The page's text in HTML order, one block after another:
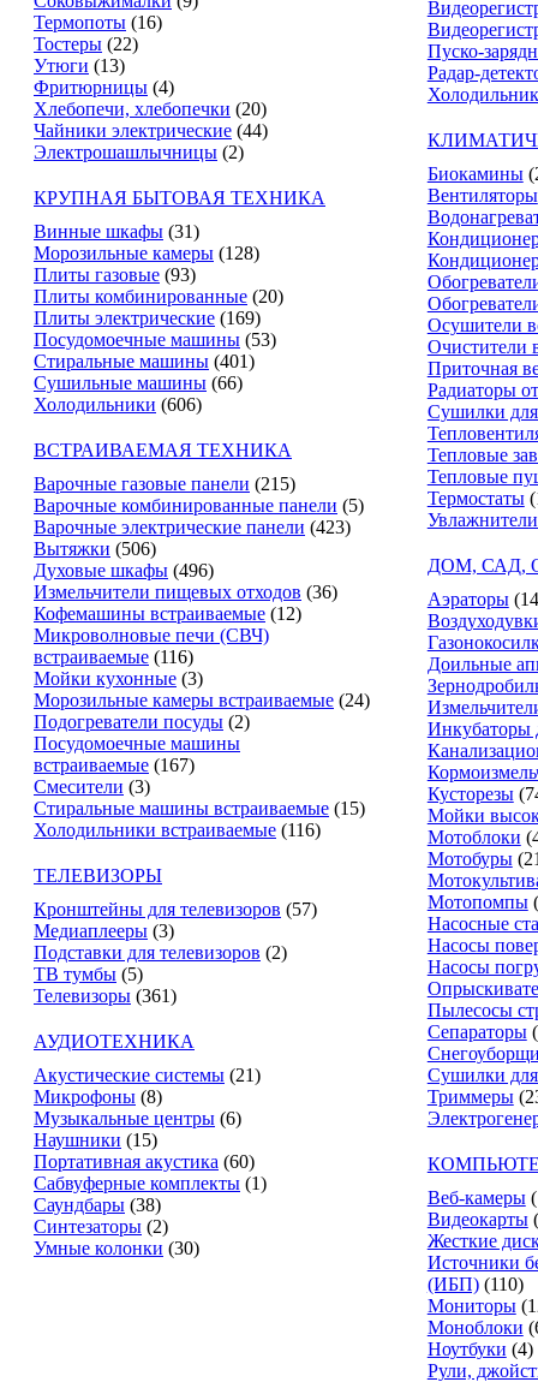
Термопоты (16)
Тостеры (22)
Утюги (13)
Фритюрницы (4)
Хлебопечи, хлебопечки (20)
Чайники электрические (44)
Электрошашлычницы (2)
КРУПНАЯ БЫТОВАЯ ТЕХНИКА
Винные шкафы (31)
Морозильные камеры (128)
Плиты газовые (93)
Плиты комбинированные (20)
Плиты электрические (169)
Посудомоечные машины (53)
Стиральные машины (401)
Сушильные машины (66)
Холодильники (606)
ВСТРАИВАЕМАЯ ТЕХНИКА
Варочные газовые панели (215)
Варочные комбинированные панели (5)
Варочные электрические панели (423)
Вытяжки (506)
Духовые шкафы (496)
Измельчители пищевых отходов (36)
Кофемашины встраиваемые (12)
Микроволновые печи (СВЧ)
встраиваемые (116)
Мойки кухонные (3)
Морозильные камеры встраиваемые (24)
Подогреватели посуды (2)
Посудомоечные машины
встраиваемые (167)
Смесители (3)
Стиральные машины встраиваемые (15)
Холодильники встраиваемые (116)
ТЕЛЕВИЗОРЫ
Кронштейны для телевизоров (57)
Медиаплееры (3)
Подставки для телевизоров (2)
ТВ тумбы (5)
Телевизоры (361)
АУДИОТЕХНИКА
Акустические системы (21)
Микрофоны (8)
Музыкальные центры (6)
Наушники (15)
Портативная акустика (60)
Сабвуферные комплекты (1)
Саундбары (38)
Синтезаторы (2)
Умные колонки (30)
Пуско-
Радар-
Биокамины
Вентиляторы
Осушители
Очистители
Приточная
Радиаторы
Сушилки
Тепловые
Тепловые
Термостаты
ДОМ, САД,
Аэраторы
Доильные
Инкубаторы
Кусторезы
Мойки
Мотоблоки
Мотобуры
Мотопомпы
Насосные
Насосы
Насосы
Пылесосы
Сепараторы
Сушилки
Триммеры
Веб-камеры
Видеокарты
Жесткие
Источники
(ИБП) (110)
Мониторы
Моноблоки
Ноутбуки (4)
Рули,